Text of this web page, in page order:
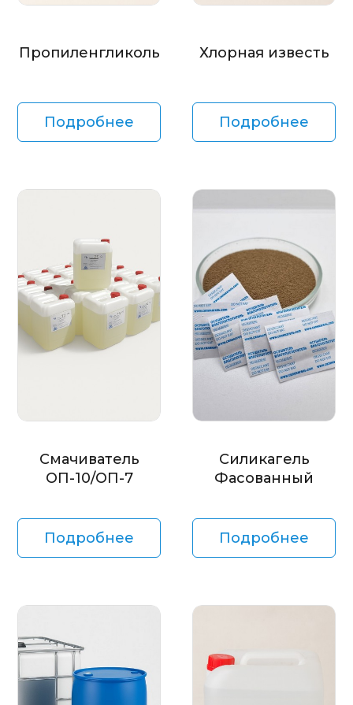
Пропиленгликоль
Подробнее
Хлорная известь
Подробнее
Смачиватель
ОП-10/ОП-7
Подробнее
Силикагель
Фасованный
Подробнее